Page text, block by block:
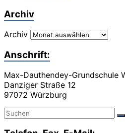
Archiv
Archiv
Anschrift:
Max-Dauthendey-Grundschule
Danziger Straße 12
97072 Würzburg